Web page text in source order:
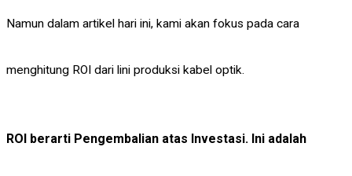
Namun dalam artikel hari ini, kami akan fokus pada cara
menghitung ROI dari lini produksi kabel optik.
ROI berarti Pengembalian atas Investasi. Ini adalah